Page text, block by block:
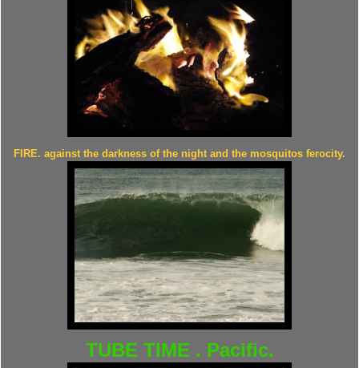
FIRE. against the darkness of the night and the mosquitos ferocity.
TUBE TIME . Pacific.